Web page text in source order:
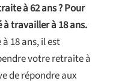
à 62 ans ? Pour
travailler à 18 ans.
18 ans, il est
votre retraite à
de répondre aux